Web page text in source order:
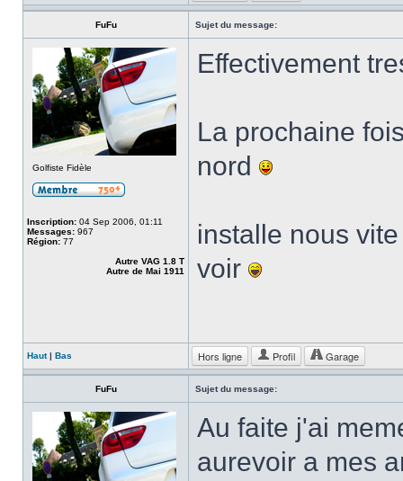
FuFu Sujet du message:
Golfiste Fidèle
Inscription: 04 Sep 2006, 01:11
Messages: 967
Région: 77
Autre VAG 1.8 T
Autre de Mai 1911
Effectivement
La prochaine
nord
installe nous
voir
Haut| Bas Hors ligne Profil Garage
FuFu Sujet du message:
Au faite j'ai
aurevoir a mes